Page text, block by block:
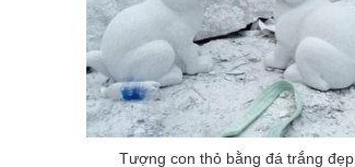
Tượng con thỏ bằng đá trắng đẹp